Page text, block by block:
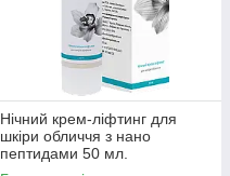
Нічний крем-ліфтинг для
шкіри обличчя з нано
пептидами 50 мл.